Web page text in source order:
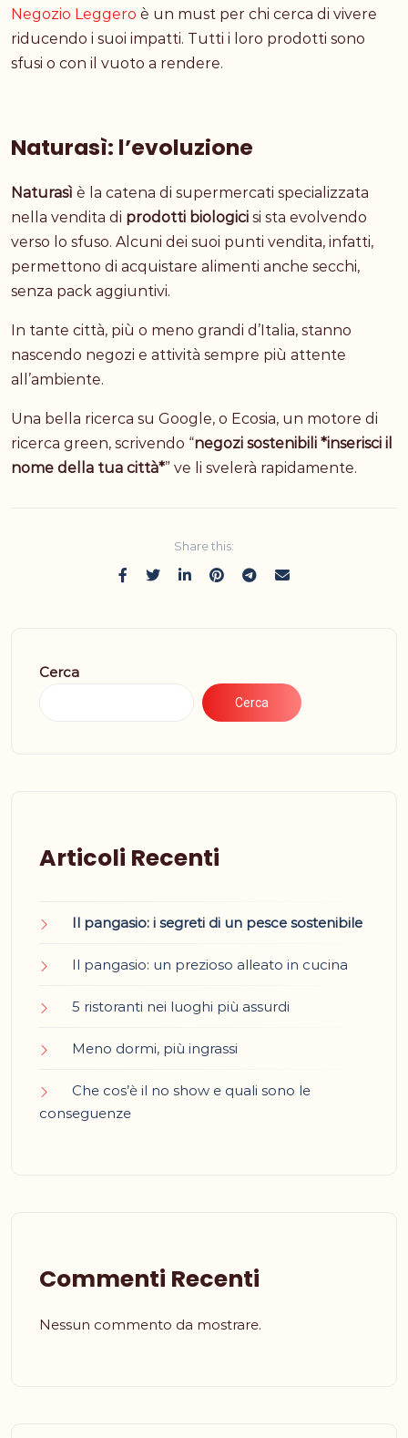
Negozio Leggero è un must per chi cerca di vivere
riducendo i suoi impatti. Tutti i loro prodotti sono
sfusi o con il vuoto a rendere.
Naturasì: l’evoluzione
Naturasì è la catena di supermercati specializzata
nella vendita di prodotti biologici si sta evolvendo
verso lo sfuso. Alcuni dei suoi punti vendita, infatti,
permettono di acquistare alimenti anche secchi,
senza pack aggiuntivi.
In tante città, più o meno grandi d’Italia, stanno
nascendo negozi e attività sempre più attente
all’ambiente.
Una bella ricerca su Google, o Ecosia, un motore di
ricerca green, scrivendo “negozi sostenibili *inserisci il
nome della tua città*” ve li svelerà rapidamente.
Share this:
Cerca
Cerca
Articoli Recenti
Il pangasio: i segreti di un pesce sostenibile
Il pangasio: un prezioso alleato in cucina
5 ristoranti nei luoghi più assurdi
Meno dormi, più ingrassi
Che cos’è il no show e quali sono le
conseguenze
Commenti Recenti
Nessun commento da mostrare.